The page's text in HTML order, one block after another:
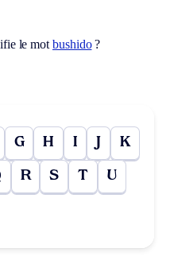
le mot bushido?
G H I J K
R S T U